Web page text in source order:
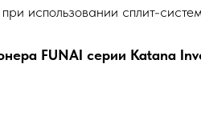
использовании сплит-
FUNAI серии Katana